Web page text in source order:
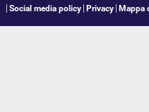
Social media policy Privacy Mappa